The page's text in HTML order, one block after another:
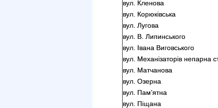
вул. Кленова
вул. Корюківська
вул. Лугова
вул. В. Липинського
вул. Івана Виговського
вул. Механізаторів непарна
вул. Матчанова
вул. Озерна
вул. Пам’ятна
вул. Піщана